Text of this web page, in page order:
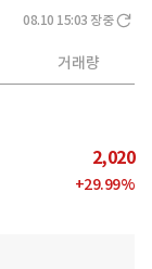
08.10 15:03 장중
거래량
2,020
+29.99%